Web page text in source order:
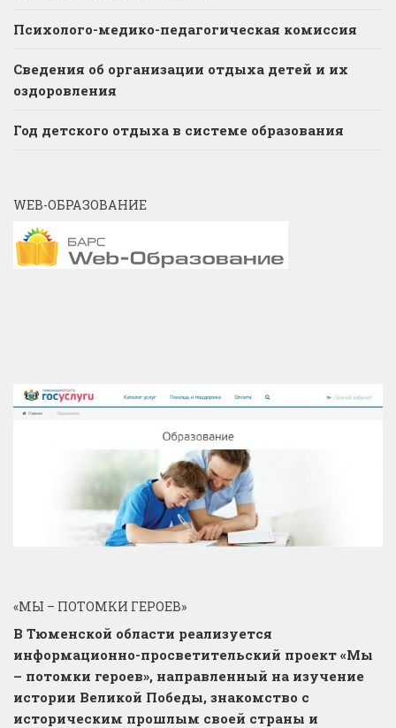
Психолого-медико-педагогическая комиссия
Сведения об организации отдыха детей и их
оздоровления
Год детского отдыха в системе образования
WEB-ОБРАЗОВАНИЕ
«МЫ – ПОТОМКИ ГЕРОЕВ»
В Тюменской области реализуется
информационно-просветительский проект «Мы
– потомки героев», направленный на изучение
истории Великой Победы, знакомство с
историческим прошлым своей страны и